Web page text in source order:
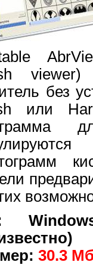
viewer)
без
или
30.3